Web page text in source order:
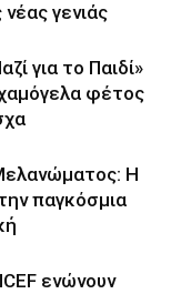
γενιάς
για το Παιδί»
φέτος
Η
παγκόσμια
ενώνουν